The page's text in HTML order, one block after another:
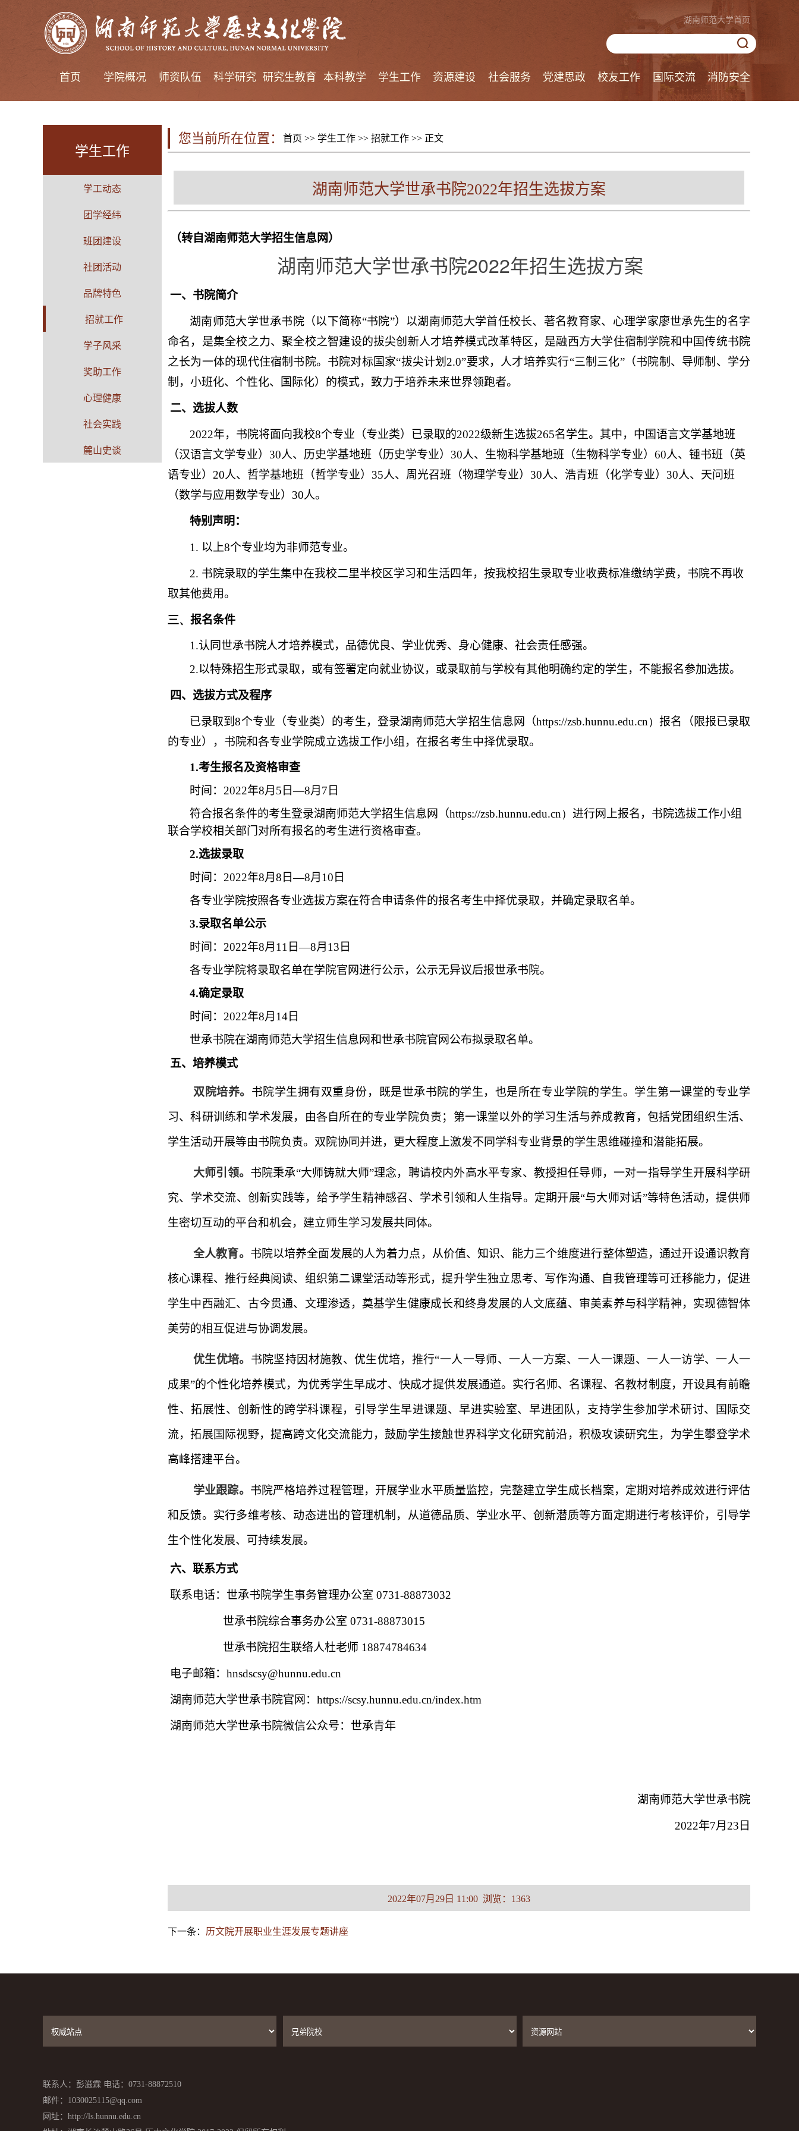
湖南师范大学首页
首页 学院概况 师资队伍 科学研究 研究生教育 本科教学 学生工作 资源建设 社会服务 党建思政 校友工作 国际交流 消防安全
学生工作
学工动态
团学经纬
班团建设
社团活动
品牌特色
招就工作
学子风采
奖助工作
心理健康
社会实践
麓山史谈
您当前所在位置： 首页 >> 学生工作 >> 招就工作 >> 正文
湖南师范大学世承书院2022年招生选拔方案
（转自湖南师范大学招生信息网）
湖南师范大学世承书院2022年招生选拔方案
一、书院简介
湖南师范大学世承书院（以下简称“书院”）以湖南师范大学首任校长、著名教育家、心理学家廖世承先生的名字
命名，是集全校之力、聚全校之智建设的拔尖创新人才培养模式改革特区，是融西方大学住宿制学院和中国传统书院
之长为一体的现代住宿制书院。书院对标国家“拔尖计划 2.0”要求，人才培养实行“三制三化”（书院制、导师制、学分
制，小班化、个性化、国际化）的模式，致力于培养未来世界领跑者。
二、选拔人数
2022年，书院将面向我校8个专业（专业类）已录取的2022级新生选拔265名学生。其中，中国语言文学基地班
（汉语言文学专业） 30人、历史学基地班（历史学专业） 30人、生物科学基地班（生物科学专业） 60人、锺书班（英
语专业） 20人、哲学基地班（哲学专业） 35人、周光召班（物理学专业） 30人、浩青班（化学专业） 30人、天问班
（数学与应用数学专业） 30人。
特别声明：
1. 以上8个专业均为非师范专业。
2. 书院录取的学生集中在我校二里半校区学习和生活四年，按我校招生录取专业收费标准缴纳学费，书院不再收
取其他费用。
三、 报名条件
1.认同世承书院人才培养模式，品德优良、学业优秀、身心健康、社会责任感强。
2.以特殊招生形式录取，或有签署定向就业协议，或录取前与学校有其他明确约定的学生，不能报名参加选拔。
四、选拔方式及程序
已录取到8个专业（专业类）的考生，登录湖南师范大学招生信息网（https://zsb.hunnu.edu.cn）报名（限报已录取
的专业），书院和各专业学院成立选拔工作小组，在报名考生中择优录取。
1.考生报名及资格审查
时间： 2022年8月 5 日—8月 7 日
符合报名条件的考生登录湖南师范大学招生信息网
（https://zsb.hunnu.edu.cn） 进行网上报名，书院选拔工作小组
联合学校相关部门对所有报名的考生进行资格审查。
2.选拔录取
时间： 2022年8月8 日—8月 10 日
各专业学院按照各专业选拔方案在符合申请条件的报名考生中择优录取，并确定录取名单。
3.录取名单公示
时间： 2022年8月 11 日—8月 13 日
各专业学院将录取名单在学院官网进行公示，公示无异议后报世承书院。
4.确定录取
时间： 2022年8月 14日
世承书院在湖南师范大学招生信息网和世承书院官网公布拟录取名单。
五、培养模式
双院培养。 书院学生拥有双重身份，既是世承书院的学生，也是所在专业学院的学生。学生第一课堂的专业学
习、科研训练和学术发展，由各自所在的专业学院负责；第一课堂以外的学习生活与养成教育，包括党团组织生活、
学生活动开展等由书院负责。双院协同并进，更大程度上激发不同学科专业背景的学生思维碰撞和潜能拓展。
大师引领。 书院秉承“大师铸就大师”理念，聘请校内外高水平专家、教授担任导师，一对一指导学生开展科学研
究、学术交流、创新实践等，给予学生精神感召、学术引领和人生指导。定期开展“与大师对话”等特色活动，提供师
生密切互动的平台和机会，建立师生学习发展共同体。
全人教育。 书院以培养全面发展的人为着力点，从价值、知识、能力三个维度进行整体塑造，通过开设通识教育
核心课程、推行经典阅读、组织第二课堂活动等形式，提升学生独立思考、写作沟通、自我管理等可迁移能力，促进
学生中西融汇、古今贯通、文理渗透，奠基学生健康成长和终身发展的人文底蕴、审美素养与科学精神，实现德智体
美劳的相互促进与协调发展。
优生优培。 书院坚持因材施教、优生优培，推行“一人一导师、一人一方案、一人一课题、一人一访学、一人一
成果”的个性化培养模式，为优秀学生早成才、快成才提供发展通道。实行名师、名课程、名教材制度，开设具有前瞻
性、拓展性、创新性的跨学科课程，引导学生早进课题、早进实验室、早进团队，支持学生参加学术研讨、国际交
流，拓展国际视野，提高跨文化交流能力，鼓励学生接触世界科学文化研究前沿，积极攻读研究生，为学生攀登学术
高峰搭建平台。
学业跟踪。 书院严格培养过程管理，开展学业水平质量监控，完整建立学生成长档案，定期对培养成效进行评估
和反馈。实行多维考核、动态进出的管理机制，从道德品质、学业水平、创新潜质等方面定期进行考核评价，引导学
生个性化发展、可持续发展。
六、联系方式
联系电话：世承书院学生事务管理办公室 0731-88873032
世承书院综合事务办公室 0731-88873015
世承书院招生联络人杜老师 18874784634
电子邮箱：hnsdscsy@hunnu.edu.cn
湖南师范大学世承书院官网：https://scsy.hunnu.edu.cn/index.htm
湖南师范大学世承书院微信公众号：世承青年
湖南师范大学世承书院
2022年7月 23 日
2022年07月29日 11:00 浏览： 1363
下一条： 历文院开展职业生涯发展专题讲座
联系人：彭滋霖 电话：0731-88872510
邮件：1030025115@qq.com
网址：http://ls.hunnu.edu.cn